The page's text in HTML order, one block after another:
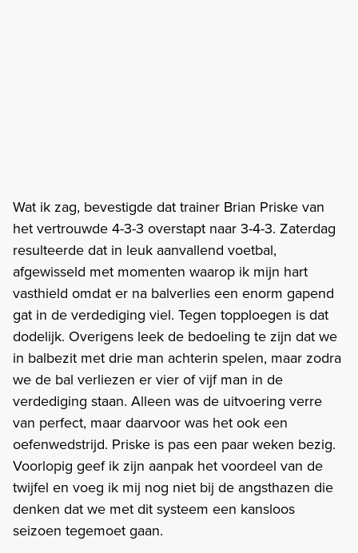
Wat ik zag, bevestigde dat trainer Brian Priske van
het vertrouwde 4-3-3 overstapt naar 3-4-3. Zaterdag
resulteerde dat in leuk aanvallend voetbal,
afgewisseld met momenten waarop ik mijn hart
vasthield omdat er na balverlies een enorm gapend
gat in de verdediging viel. Tegen topploegen is dat
dodelijk. Overigens leek de bedoeling te zijn dat we
in balbezit met drie man achterin spelen, maar zodra
we de bal verliezen er vier of vijf man in de
verdediging staan. Alleen was de uitvoering verre
van perfect, maar daarvoor was het ook een
oefenwedstrijd. Priske is pas een paar weken bezig.
Voorlopig geef ik zijn aanpak het voordeel van de
twijfel en voeg ik mij nog niet bij de angsthazen die
denken dat we met dit systeem een kansloos
seizoen tegemoet gaan.